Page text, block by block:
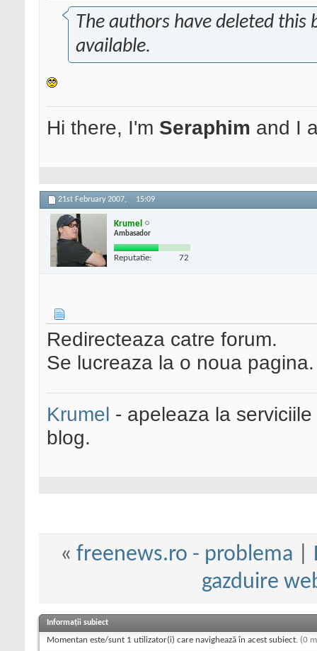
The authors have deleted
available.
Hi there, I'm Seraphim and I
21st February 2007, 15:09
Krumel
Ambasador
Reputatie: 72
Redirecteaza catre forum.
Se lucreaza la o noua pagina.
Krumel - apeleaza la
blog.
« freenews.ro - problema
gazduire
Informații subiect
Momentan este/sunt 1 utilizator(i) care navighează în acest subiect. (0